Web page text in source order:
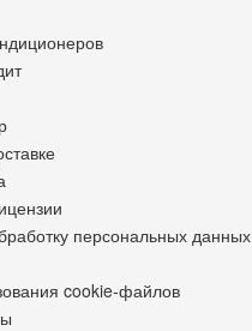
персональных данных
cookie-файлов